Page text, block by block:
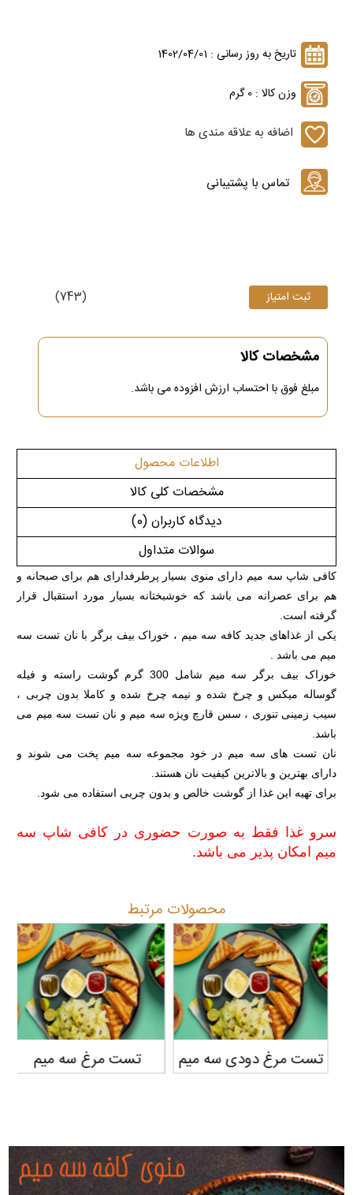
تاریخ به روز رسانی : 1402/04/01
وزن کالا : 0 گرم
اضافه به علاقه مندی ها
(743)
مشخصات کالا
مبلغ فوق با احتساب ارزش افزوده می باشد.
اطلاعات محصول
مشخصات کلی کالا
دیدگاه کاربران(0)
سوالات متداول
کافی شاپ سه میم دارای منوی بسیار پرطرفدارای هم برای صبحانه و
هم برای عصرانه می باشد که خوشبختانه بسیار مورد استقبال قرار
گرفته است.
یکی از غذاهای جدید کافه سه میم ، خوراک بیف برگر با نان تست سه
میم می باشد .
خوراک بیف برگر سه میم شامل 300 گرم گوشت راسته و فیله
گوساله میکس و چرخ شده و نیمه چرخ شده و کاملا بدون چربی ،
سیب زمینی تنوری ، سس قارچ ویژه سه میم و نان تست سه میم می
باشد.
نان تست های سه میم در خود مجموعه سه میم پخت می شوند و
دارای بهترین و بالاترین کیفیت نان هستند.
برای تهیه این غذا از گوشت خالص و بدون چربی استفاده می شود.
سرو غذا فقط به صورت حضوری در کافی شاپ سه
میم امکان پذیر می باشد.
محصولات مرتبط
تست مرغ دودی سه میم تست مرغ سه میم